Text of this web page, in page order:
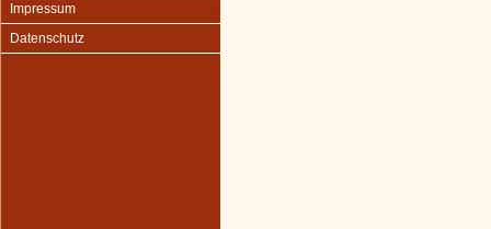
Impressum
Datenschutz